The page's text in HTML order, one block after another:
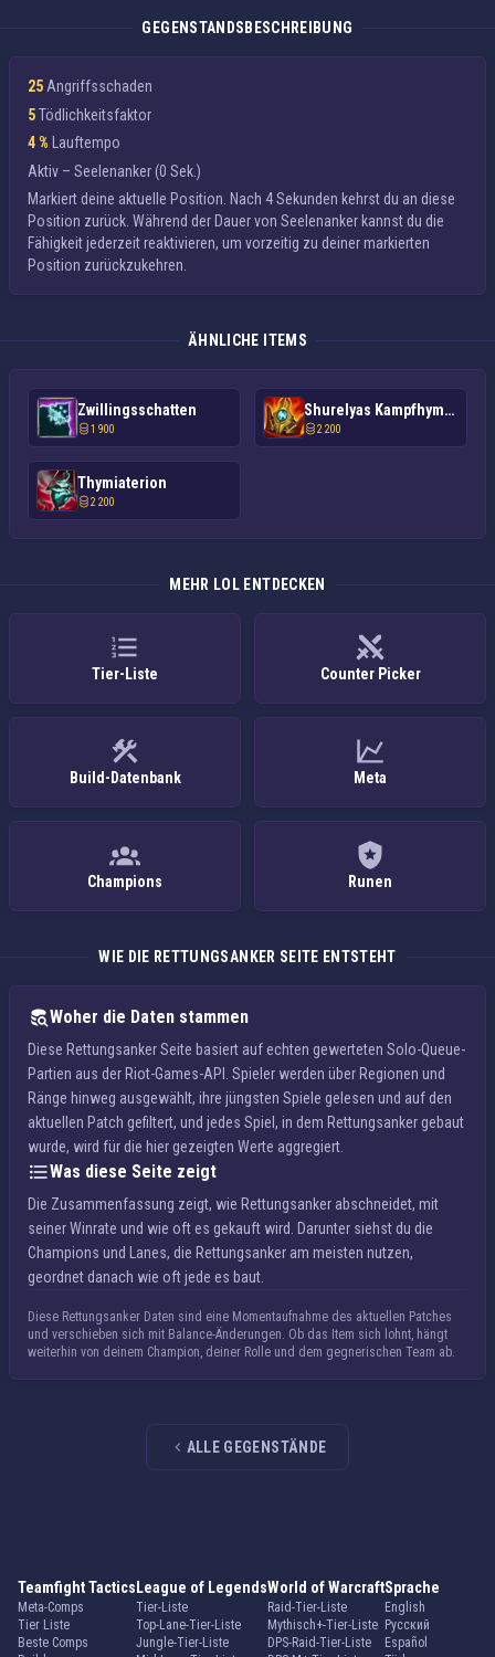
GEGENSTANDSBESCHREIBUNG
25 Angriffsschaden
5Tödlichkeitsfaktor
4 % Lauftempo
Aktiv – Seelenanker(0 Sek.)
Markiert deine aktuelle Position. Nach 4 Sekunden kehrst du an diese
Position zurück. Während der Dauer von Seelenanker kannst du die
Fähigkeit jederzeit reaktivieren, um vorzeitig zu deiner markierten
Position zurückzukehren.
ÄHNLICHE ITEMS
Zwillingsschatten
1 900
Shurelyas Kampfhymne
2 200
Thymiaterion
2 200
MEHR LOL ENTDECKEN
Tier-Liste Counter Picker
Build-Datenbank Meta
Champions Runen
WIE DIE RETTUNGSANKER SEITE ENTSTEHT
Woher die Daten stammen
Diese Rettungsanker Seite basiert auf echten gewerteten Solo-Queue-
Partien aus der Riot-Games-API. Spieler werden über Regionen und
Ränge hinweg ausgewählt, ihre jüngsten Spiele gelesen und auf den
aktuellen Patch gefiltert, und jedes Spiel, in dem Rettungsanker gebaut
wurde, wird für die hier gezeigten Werte aggregiert.
Was diese Seite zeigt
Die Zusammenfassung zeigt, wie Rettungsanker abschneidet, mit
seiner Winrate und wie oft es gekauft wird. Darunter siehst du die
Champions und Lanes, die Rettungsanker am meisten nutzen,
geordnet danach wie oft jede es baut.
Diese Rettungsanker Daten sind eine Momentaufnahme des aktuellen Patches
und verschieben sich mit Balance-Änderungen. Ob das Item sich lohnt, hängt
weiterhin von deinem Champion, deiner Rolle und dem gegnerischen Team ab.
ALLE GEGENSTÄNDE
Teamfight Tactics
Meta-Comps
Tier Liste
Beste Comps
League of Legends
Tier-Liste
Top-Lane-Tier-Liste
Jungle-Tier-Liste
World of Warcraft
Raid-Tier-Liste
Mythisch+-Tier-Liste
DPS-Raid-Tier-Liste
Sprache
English
Русский
Español